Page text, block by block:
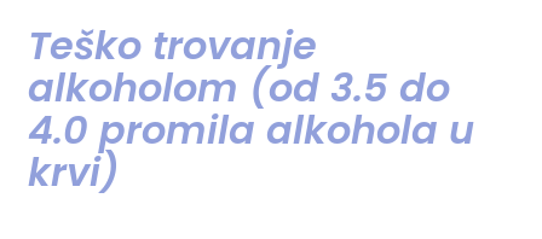
Teško trovanje
alkoholom (od 3.5 do
4.0 promila alkohola u
krvi)